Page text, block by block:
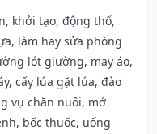
khởi tạo, động thổ,
làm hay sửa phòng
lót giường, may áo,
cấy lúa gặt lúa, đào
vụ chăn nuôi, mở
bốc thuốc, uống